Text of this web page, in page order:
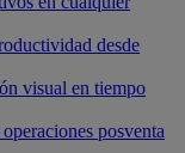
desde
visual en tiempo
posventa